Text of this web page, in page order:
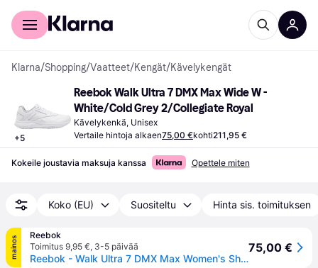
Kuluttajille
Klarna/Shopping/Vaatteet/Kengät/Kävelykengät
+5
Reebok Walk Ultra 7 DMX Max Wide W -
White/Cold Grey 2/Collegiate Royal
Kävelykenkä, Unisex
Vertaile hintoja alkaen75,00 €kohti211,95 €
Kokeile joustavia maksuja kanssa Opettele miten
Koko (EU) Suositeltu Hinta sis. toimituksen
mainos
Reebok
Toimitus 9,95 €, 3-5 päivää
Reebok - Walk Ultra 7 DMX Max Women's Shoes, White/Cdgry/Croyal, Size: 39
75,00 €